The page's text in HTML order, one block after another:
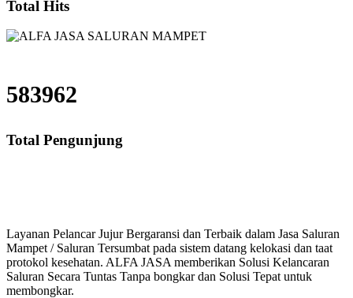
Total Hits
583962
Total Pengunjung
Layanan Pelancar Jujur Bergaransi dan Terbaik dalam Jasa Saluran
Mampet / Saluran Tersumbat pada sistem datang kelokasi dan taat
protokol kesehatan. ALFA JASA memberikan Solusi Kelancaran
Saluran Secara Tuntas Tanpa bongkar dan Solusi Tepat untuk
membongkar.